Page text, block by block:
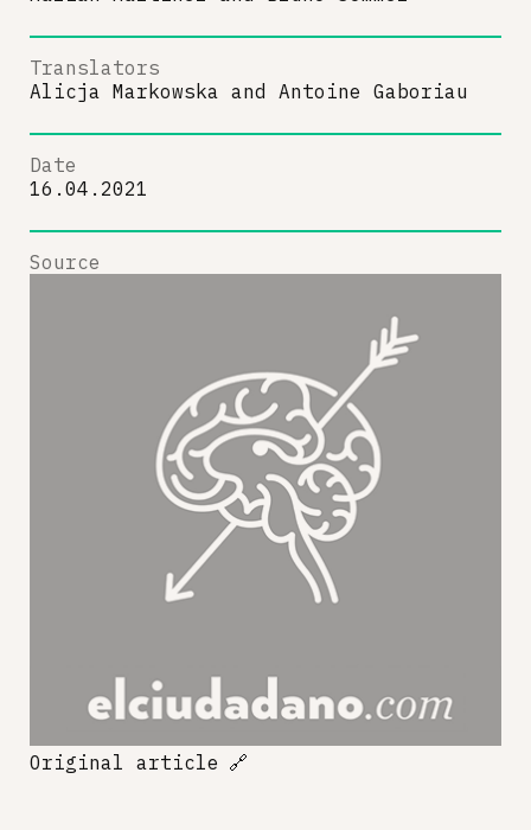
Translators
Alicja Markowska and Antoine Gaboriau
Date
16.04.2021
Source
Original article 🔗